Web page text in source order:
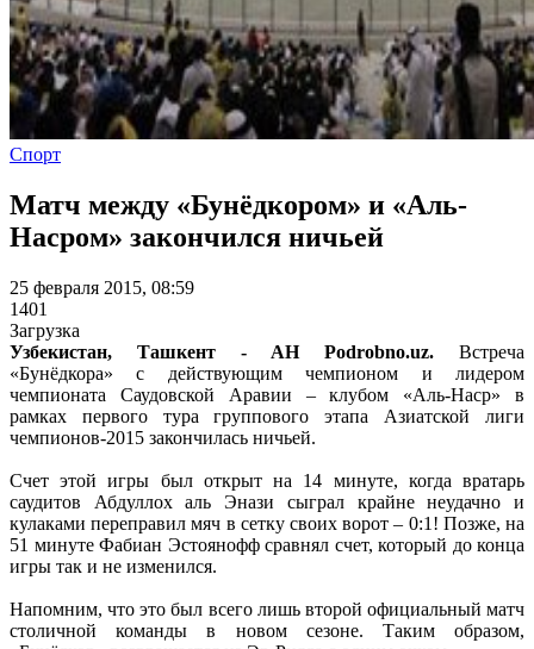
Спорт
Матч между «Бунёдкором» и «Аль-
Насром» закончился ничьей
25 февраля 2015, 08:59
1401
Загрузка
Узбекистан, Ташкент - АН Podrobno.uz. Встреча
«Бунёдкора» с действующим чемпионом и лидером
чемпионата Саудовской Аравии – клубом «Аль-Наср» в
рамках первого тура группового этапа Азиатской лиги
чемпионов-2015 закончилась ничьей.
Счет этой игры был открыт на 14 минуте, когда вратарь
саудитов Абдуллох аль Энази сыграл крайне неудачно и
кулаками переправил мяч в сетку своих ворот – 0:1! Позже, на
51 минуте Фабиан Эстоянофф сравнял счет, который до конца
игры так и не изменился.
Напомним, что это был всего лишь второй официальный матч
столичной команды в новом сезоне. Таким образом,